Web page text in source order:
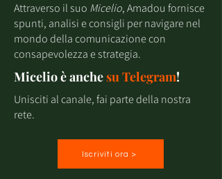
Attraverso il suo Micelio, Amadou fornisce
spunti, analisi e consigli per navigare nel
mondo della comunicazione con
consapevolezza e strategia.
Micelio è anchesuTelegram!
Unisciti al canale, fai parte della nostra
rete.
Iscriviti ora >